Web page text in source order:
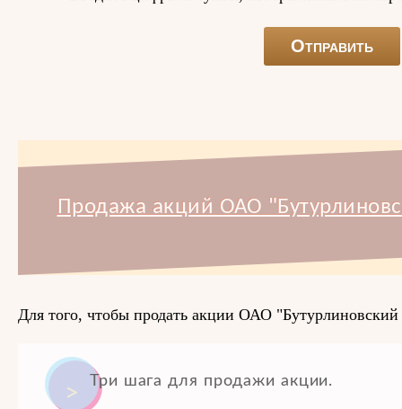
Продажа акций ОАО
Для того, чтобы продать акции ОАО "Бутурлиновский
Три шага для продажи акции.